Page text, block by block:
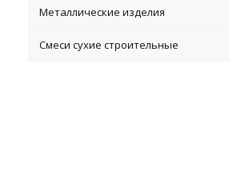
Металлические изделия
Смеси сухие строительные